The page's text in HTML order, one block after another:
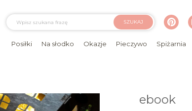
SZUKAJ
Posiłki Na słodko Okazje Pieczywo Spiżarnia
ebook